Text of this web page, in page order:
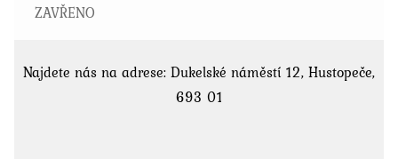
ZAVŘENO
Najdete nás na adrese: Dukelské náměstí 12, Hustopeče,
693 01